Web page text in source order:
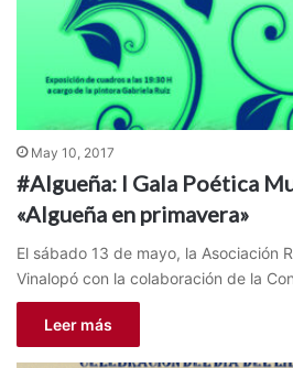
May 10, 2017
#Algueña: I Gala Poética
«Algueña en primavera»
El sábado 13 de mayo, la Asociación
Vinalopó con la colaboración de la
Leer más